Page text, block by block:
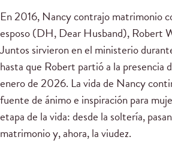
En 2016, Nancy contrajo matrimonio
esposo (DH, Dear Husband), Robert
Juntos sirvieron en el ministerio
hasta que Robert partió a la presencia
enero de 2026. La vida de Nancy
fuente de ánimo e inspiración para
etapa de la vida: desde la soltería,
matrimonio y, ahora, la viudez.